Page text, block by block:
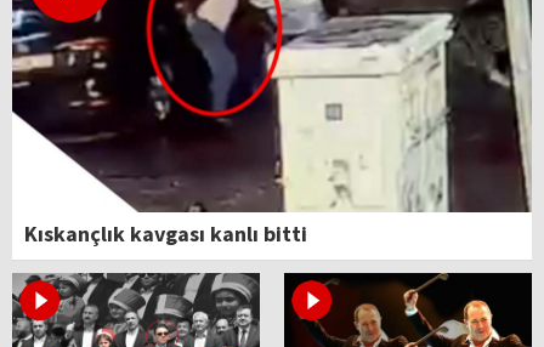
Kıskançlık kavgası kanlı bitti